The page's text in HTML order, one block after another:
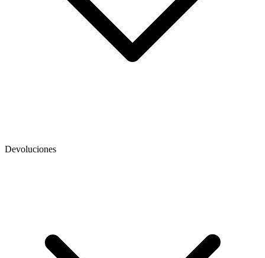
Devoluciones